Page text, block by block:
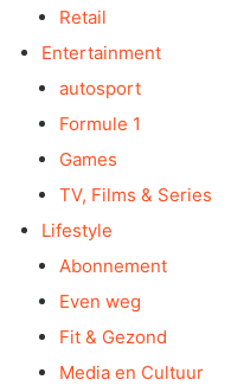
Retail
Entertainment
autosport
Formule 1
Games
TV, Films & Series
Lifestyle
Abonnement
Even weg
Fit & Gezond
Media en Cultuur